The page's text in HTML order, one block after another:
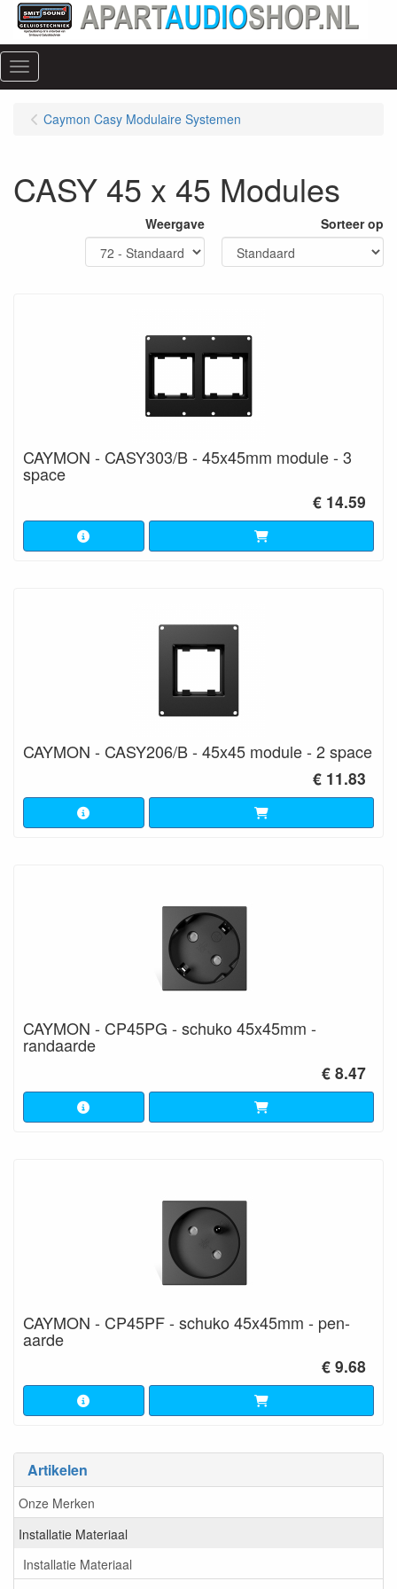
Menu
Artikelen
Onze Merken
Installatie Materiaal
Installatie Materiaal
Caymon Casy Modulaire Systemen
CASY 45 x 45 Modules
Weergave Sorteer op
CAYMON - CASY303/B - 45x45mm module - 3
space
€ 14.59
CAYMON - CASY206/B - 45x45 module - 2 space
€ 11.83
CAYMON - CP45PG - schuko 45x45mm -
randaarde
€ 8.47
CAYMON - CP45PF - schuko 45x45mm - pen-
aarde
€ 9.68